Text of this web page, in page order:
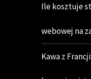
Ile kosztuje
webowej na
Kawa z